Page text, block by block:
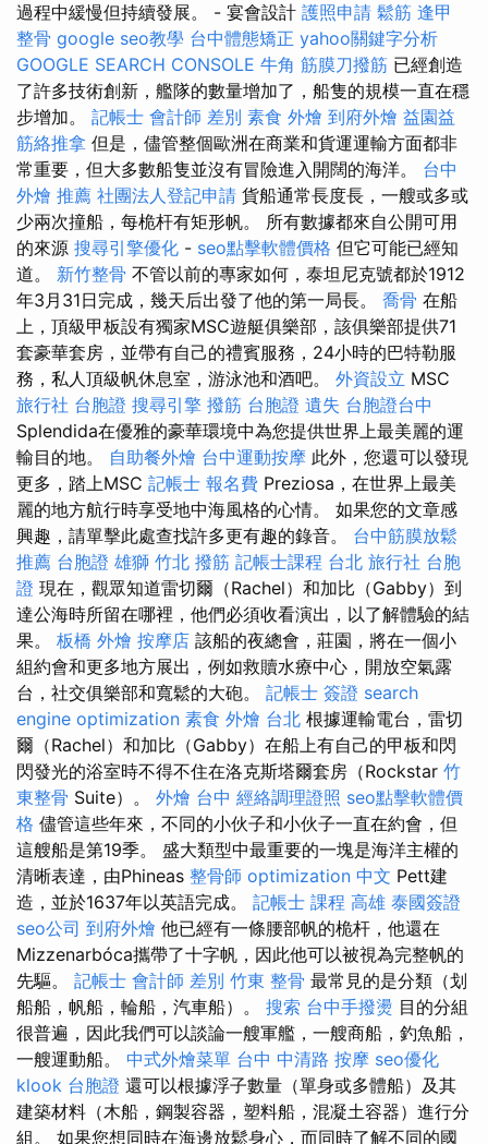
過程中緩慢但持續發展。 - 宴會設計 護照申請 鬆筋 逢甲
整骨 google seo教學 台中體態矯正 yahoo關鍵字分析
GOOGLE SEARCH CONSOLE 牛角 筋膜刀撥筋 已經創造
了許多技術創新，艦隊的數量增加了，船隻的規模一直在穩
步增加。 記帳士 會計師 差別 素食 外燴 到府外燴 益園益
筋絡推拿 但是，儘管整個歐洲在商業和貨運運輸方面都非
常重要，但大多數船隻並沒有冒險進入開闊的海洋。 台中
外燴 推薦 社團法人登記申請 貨船通常長度長，一艘或多或
少兩次撞船，每桅杆有矩形帆。 所有數據都來自公開可用
的來源 搜尋引擎優化 - seo點擊軟體價格 但它可能已經知
道。 新竹整骨 不管以前的專家如何，泰坦尼克號都於1912
年3月31日完成，幾天后出發了他的第一局長。 喬骨 在船
上，頂級甲板設有獨家MSC遊艇俱樂部，該俱樂部提供71
套豪華套房，並帶有自己的禮賓服務，24小時的巴特勒服
務，私人頂級帆休息室，游泳池和酒吧。 外資設立 MSC
旅行社 台胞證 搜尋引擎 撥筋 台胞證 遺失 台胞證台中
Splendida在優雅的豪華環境中為您提供世界上最美麗的運
輸目的地。 自助餐外燴 台中運動按摩 此外，您還可以發現
更多，踏上MSC 記帳士 報名費 Preziosa，在世界上最美
麗的地方航行時享受地中海風格的心情。 如果您的文章感
興趣，請單擊此處查找許多更有趣的錄音。 台中筋膜放鬆
推薦 台胞證 雄獅 竹北 撥筋 記帳士課程 台北 旅行社 台胞
證 現在，觀眾知道雷切爾（Rachel）和加比（Gabby）到
達公海時所留在哪裡，他們必須收看演出，以了解體驗的結
果。 板橋 外燴 按摩店 該船的夜總會，莊園，將在一個小
組約會和更多地方展出，例如救贖水療中心，開放空氣露
台，社交俱樂部和寬鬆的大砲。 記帳士 簽證 search
engine optimization 素食 外燴 台北 根據運輸電台，雷切
爾（Rachel）和加比（Gabby）在船上有自己的甲板和閃
閃發光的浴室時不得不住在洛克斯塔爾套房（Rockstar 竹
東整骨 Suite）。 外燴 台中 經絡調理證照 seo點擊軟體價
格 儘管這些年來，不同的小伙子和小伙子一直在約會，但
這艘船是第19季。 盛大類型中最重要的一塊是海洋主權的
清晰表達，由Phineas 整骨師 optimization 中文 Pett建
造，並於1637年以英語完成。 記帳士 課程 高雄 泰國簽證
seo公司 到府外燴 他已經有一條腰部帆的桅杆，他還在
Mizzenarbóca攜帶了十字帆，因此他可以被視為完整帆的
先驅。 記帳士 會計師 差別 竹東 整骨 最常見的是分類（划
船船，帆船，輪船，汽車船）。 搜索 台中手撥燙 目的分組
很普遍，因此我們可以談論一艘軍艦，一艘商船，釣魚船，
一艘運動船。 中式外燴菜單 台中 中清路 按摩 seo優化
klook 台胞證 還可以根據浮子數量（單身或多體船）及其
建築材料（木船，鋼製容器，塑料船，混凝土容器）進行分
組。 如果您想同時在海邊放鬆身心，而同時了解不同的國